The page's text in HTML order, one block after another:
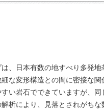
、日本有数の地すべり多発
な変形構造との間に密接な関
い岩石でできていますが、
析により、見落とされがち